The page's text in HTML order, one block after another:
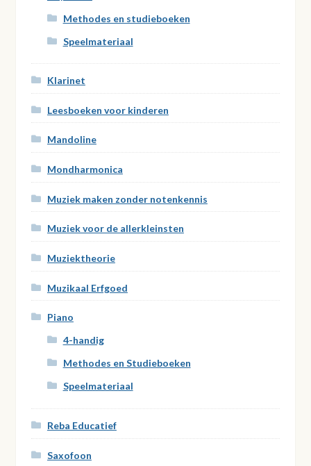
Methodes en studieboeken
Speelmateriaal
Klarinet
Leesboeken voor kinderen
Mandoline
Mondharmonica
Muziek maken zonder notenkennis
Muziek voor de allerkleinsten
Muziektheorie
Muzikaal Erfgoed
Piano
4-handig
Methodes en Studieboeken
Speelmateriaal
Reba Educatief
Saxofoon